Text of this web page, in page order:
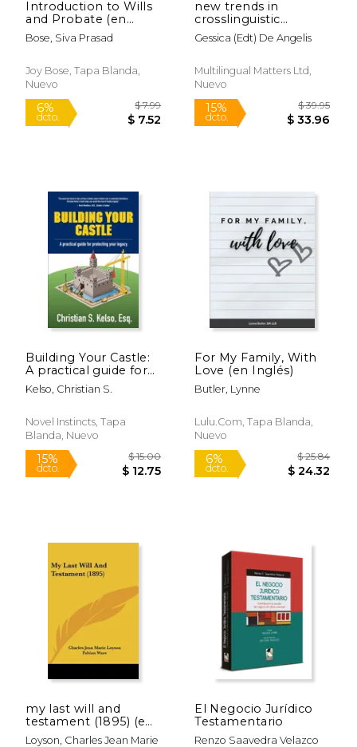
15%
6% 6%
Introduction to Wills
and Probate (en
Inglés)
Bose, Siva Prasad
Joy Bose, Tapa Blanda,
Nuevo
new trends in
crosslinguistic
influence and
multilingualism
Gessica (edt) De Angelis
Multilingual Matters Ltd,
Nuevo
Building Your Castle:
A practical guide for
protecting your
legacy. (en Inglés)
Kelso, Christian S.
Novel Instincts, Tapa
Blanda, Nuevo
For My Family, With
Love (en Inglés)
Butler, Lynne
Lulu.com, Tapa Blanda,
Nuevo
my last will and
testament (1895) (en
Inglés)
Loyson, Charles Jean Marie
El Negocio Jurídico
Testamentario
Renzo Saavedra Velazco